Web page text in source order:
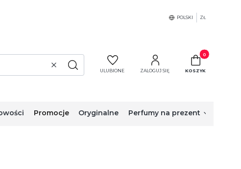
POLSKI ZŁ
WyczyśćSzukaj ULUBIONE ZALOGUJ SIĘ
Produkty w
KOSZYK
Promocje Oryginalne Perfumy na prezent